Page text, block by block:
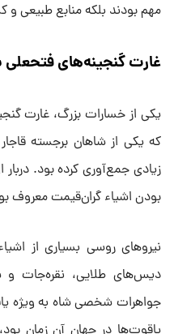
مهم بودند بلکه منابع طبیعی و
غارت گنجینه‌های فتحعلی
یکی از خسارات بزرگ، غارت
که یکی از شاهان برجسته
زیادی جمع‌آوری کرده بود.
بودن اشیاء گران‌قیمت معروف
نیرو‌های روسی بسیاری از
دیس‌های طلایی، نقره‌جات
جواهرات شخصی شاه به ویژه